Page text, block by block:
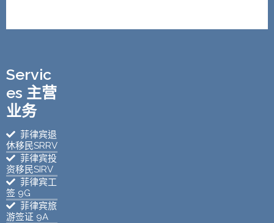
Servic
es 主营
业务
菲律宾退
休移民SRRV
菲律宾投
资移民SIRV
菲律宾工
签 9G
菲律宾旅
游签证 9A